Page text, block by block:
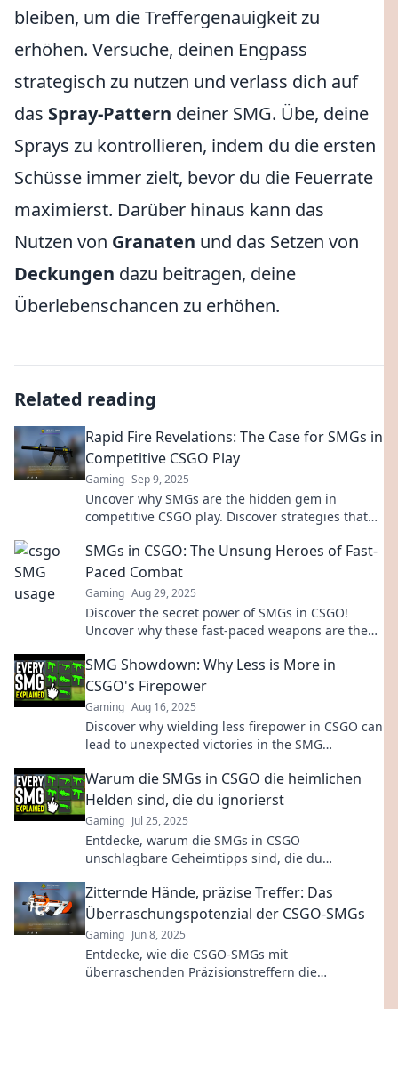
bleiben, um die Treffergenauigkeit zu
erhöhen. Versuche, deinen Engpass
strategisch zu nutzen und verlass dich auf
das Spray-Pattern deiner SMG. Übe, deine
Sprays zu kontrollieren, indem du die ersten
Schüsse immer zielt, bevor du die Feuerrate
maximierst. Darüber hinaus kann das
Nutzen von Granaten und das Setzen von
Deckungen dazu beitragen, deine
Überlebenschancen zu erhöhen.
Related reading
Rapid Fire Revelations: The Case for SMGs in
Competitive CSGO Play
Gaming Sep 9, 2025
Uncover why SMGs are the hidden gem in
competitive CSGO play. Discover strategies that
SMGs in CSGO: The Unsung Heroes of Fast-
Paced Combat
Gaming Aug 29, 2025
Discover the secret power of SMGs in CSGO!
Uncover why these fast-paced weapons are the
SMG Showdown: Why Less is More in
CSGO's Firepower
Gaming Aug 16, 2025
Discover why wielding less firepower in CSGO can
lead to unexpected victories in the SMG
Warum die SMGs in CSGO die heimlichen
Helden sind, die du ignorierst
Gaming Jul 25, 2025
Entdecke, warum die SMGs in CSGO
unschlagbare Geheimtipps sind, die du
nicht entgehen!
Zitternde Hände, präzise Treffer: Das
Überraschungspotenzial der CSGO-SMGs
Gaming Jun 8, 2025
Entdecke, wie die CSGO-SMGs mit
überraschenden Präzisionstreffern die